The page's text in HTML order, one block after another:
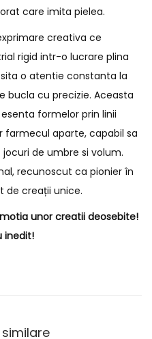
care imita pielea.
creativa ce
rigid intr-o lucrare plina
o atentie constanta la
bucla cu precizie. Aceasta
formelor prin linii
aparte, capabil sa
de umbre si volum.
recunoscut ca pionier în
de creații unice.
unor creatii deosebite!
inedit!